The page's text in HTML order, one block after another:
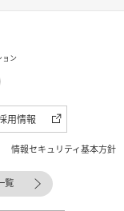
ョン
用情報
情報セキュリティ基本方針
覧